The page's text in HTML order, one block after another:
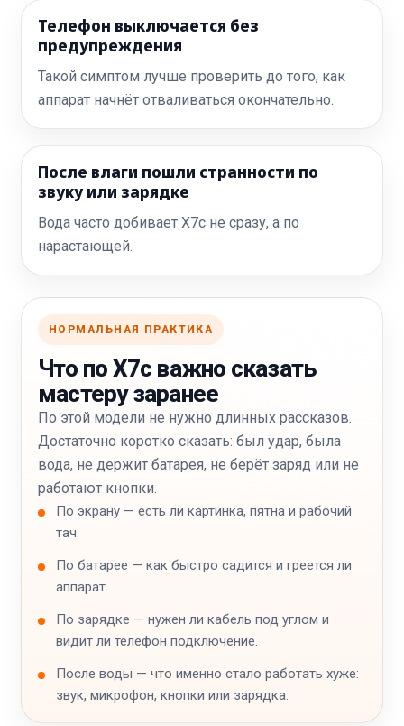
Телефон выключается без
предупреждения
Такой симптом лучше проверить до того, как
аппарат начнёт отваливаться окончательно.
После влаги пошли странности по
звуку или зарядке
Вода часто добивает X7c не сразу, а по
нарастающей.
НОРМАЛЬНАЯ ПРАКТИКА
Что по X7c важно сказать
мастеру заранее
По этой модели не нужно длинных рассказов.
Достаточно коротко сказать: был удар, была
вода, не держит батарея, не берёт заряд или не
работают кнопки.
По экрану — есть ли картинка, пятна и рабочий
тач.
По батарее — как быстро садится и греется ли
аппарат.
По зарядке — нужен ли кабель под углом и
видит ли телефон подключение.
После воды — что именно стало работать хуже:
звук, микрофон, кнопки или зарядка.